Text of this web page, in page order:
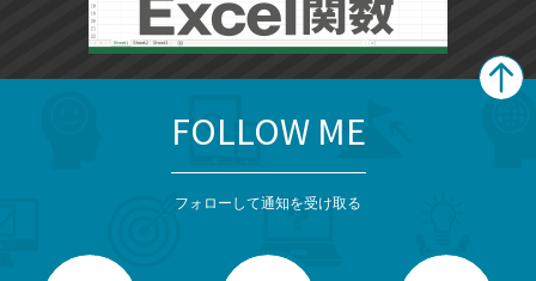
FOLLOW ME
フォローして通知を受け取る